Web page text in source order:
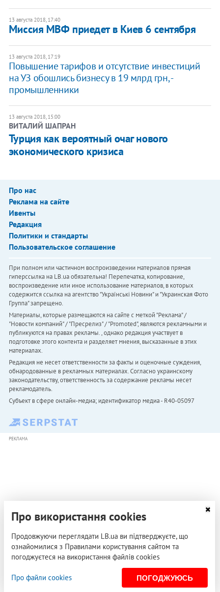
13 августа 2018, 17:40
Миссия МВФ приедет в Киев 6 сентября
13 августа 2018, 17:19
Повышение тарифов и отсутствие инвестиций
на УЗ обошлись бизнесу в 19 млрд грн, -
промышленники
13 августа 2018, 15:00
ВИТАЛИЙ ШАПРАН
Турция как вероятный очаг нового
экономического кризиса
Про нас
Реклама на сайте
Ивенты
Редакция
Политики и стандарты
Пользовательское соглашение
При полном или частичном воспроизведении материалов прямая
гиперссылка на LB.ua обязательна! Перепечатка, копирование,
воспроизведение или иное использование материалов, в которых
содержится ссылка на агентство "Українськi Новини" и "Украинская Фото
Группа" запрещено.
Материалы, которые размещаются на сайте с меткой "Реклама" /
"Новости компаний" / "Пресрелиз" / "Promoted", являются рекламными и
публикуются на правах рекламы. , однако редакция участвует в
подготовке этого контента и разделяет мнения, высказанные в этих
материалах.
Редакция не несет ответственности за факты и оценочные суждения,
обнародованные в рекламных материалах. Согласно украинскому
законодательству, ответственность за содержание рекламы несет
рекламодатель.
Субъект в сфере онлайн-медиа; идентификатор медиа - R40-05097
РЕКЛАМА
Про використання cookies
Продовжуючи переглядати LB.ua ви підтверджуєте, що
ознайомилися з Правилами користування сайтом та
погоджуєтеся на використання файлів cookies
Про файли cookies ПОГОДЖУЮСЬ